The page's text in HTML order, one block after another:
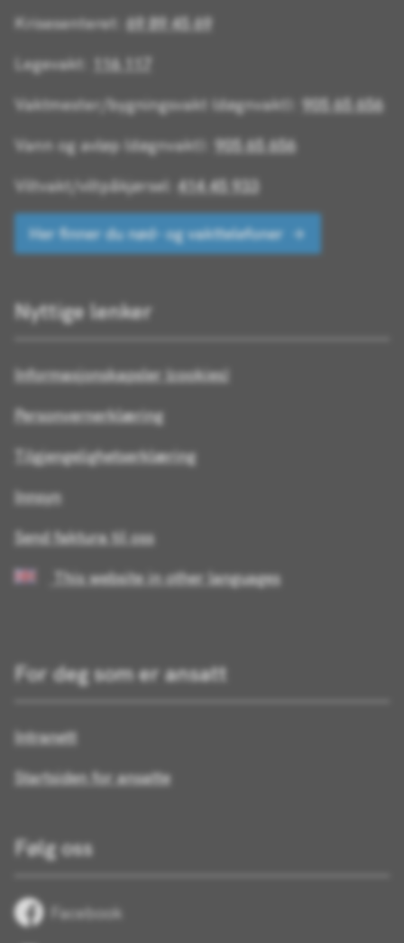
Krisesenteret: 69 89 45 69
Legevakt:
116 117
Vaktmester/bygningsvakt (døgnvakt): 905 65 656
Vann og avløp (døgnvakt): 905 65 656
Viltvakt/viltpåkjørsel: 414 45 933
Her finner du nød- og vakttelefoner
Nyttige lenker
Informasjonskapsler (cookies)
Personvernerklæring
Tilgjengelighetserklæring
Innsyn
Send faktura til oss
This website in other languages
For deg som er ansatt
Intranett
Startsiden for ansatte
Følg oss
Facebook